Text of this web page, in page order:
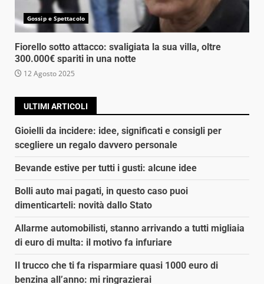
Gossip e Spettacolo
Fiorello sotto attacco: svaligiata la sua villa, oltre
300.000€ spariti in una notte
12 Agosto 2025
ULTIMI ARTICOLI
Gioielli da incidere: idee, significati e consigli per
scegliere un regalo davvero personale
Bevande estive per tutti i gusti: alcune idee
Bolli auto mai pagati, in questo caso puoi
dimenticarteli: novità dallo Stato
Allarme automobilisti, stanno arrivando a tutti migliaia
di euro di multa: il motivo fa infuriare
Il trucco che ti fa risparmiare quasi 1000 euro di
benzina all’anno: mi ringrazierai